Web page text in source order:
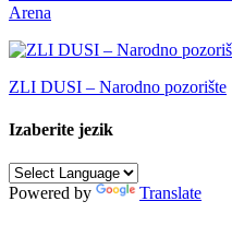
Arena
ZLI DUSI – Narodno pozorište
Izaberite jezik
Powered by Translate